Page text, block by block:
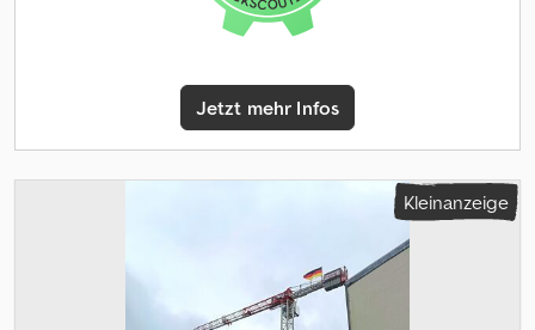
Norway, um weitere Informationen zu erhalten.
Jetzt mehr Infos
Kleinanzeige